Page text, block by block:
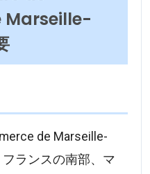
Marseille-
de Marseille-
フランスの南部、マ